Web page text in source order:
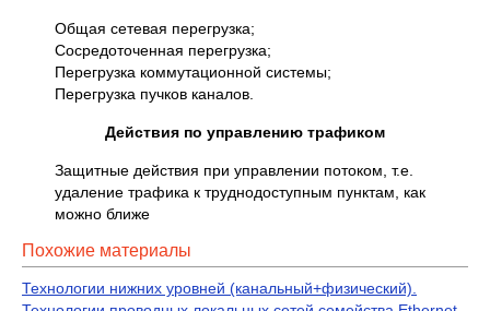
Общая сетевая перегрузка;
Сосредоточенная перегрузка;
Перегрузка коммутационной системы;
Перегрузка пучков каналов.
Действия по управлению трафиком
Защитные действия при управлении потоком, т.е.
удаление трафика к труднодоступным пунктам, как
можно ближе
Похожие материалы
Технологии нижних уровней (канальный+физический).